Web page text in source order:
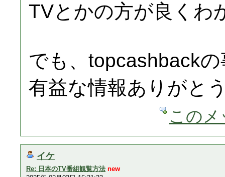
TVとかの方が良く
でも、topcashback
有益な情報ありがと
この
イケ
Re: 日本のTV番組観覧方法 new